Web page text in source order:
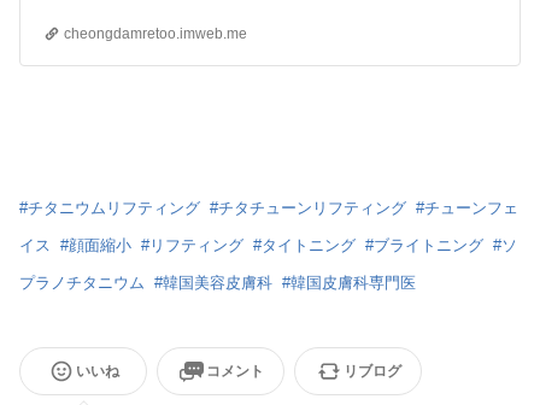
cheongdamretoo.imweb.me
#チタニウムリフティング #チタチューンリフティング #チューンフェ
イス #顔面縮小 #リフティング #タイトニング #ブライトニング #ソ
プラノチタニウム #韓国美容皮膚科 #韓国皮膚科専門医
いいね コメント リブログ